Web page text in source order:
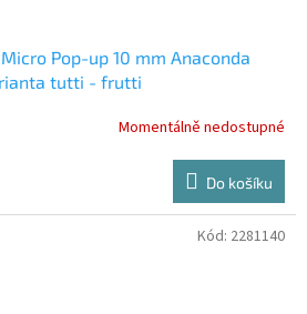
Pop-up 10 mm Anaconda
tutti - frutti
Momentálně nedostupné
Do košíku
Kód: 2281140